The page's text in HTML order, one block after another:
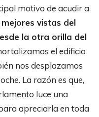
motivo de acudir a
mejores vistas del
la otra orilla del
el edificio
nos desplazamos
La razón es que,
luce una
apreciarla en toda